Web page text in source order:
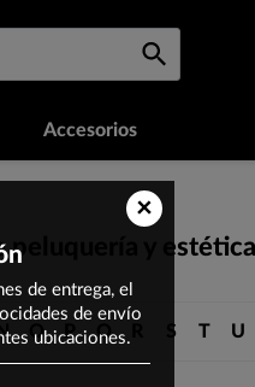
Accesorios
peluquería y estética
O P Q S T U
×
de entrega, el
de envío
ubicaciones.